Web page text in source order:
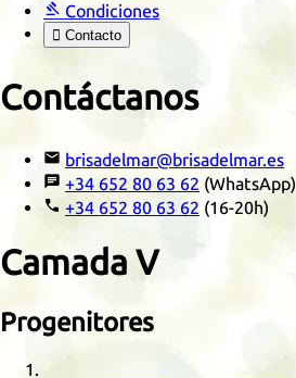
 Condiciones
 Contacto
Contáctanos
 brisadelmar@brisadelmar.es
 +34 652 80 63 62 (WhatsApp)
 +34 652 80 63 62 (16-20h)
Camada V
Progenitores